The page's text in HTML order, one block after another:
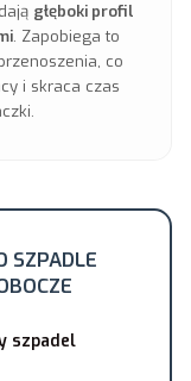
głęboki profil
. Zapobiega to
co
i skraca czas
SZPADLE
szpadel